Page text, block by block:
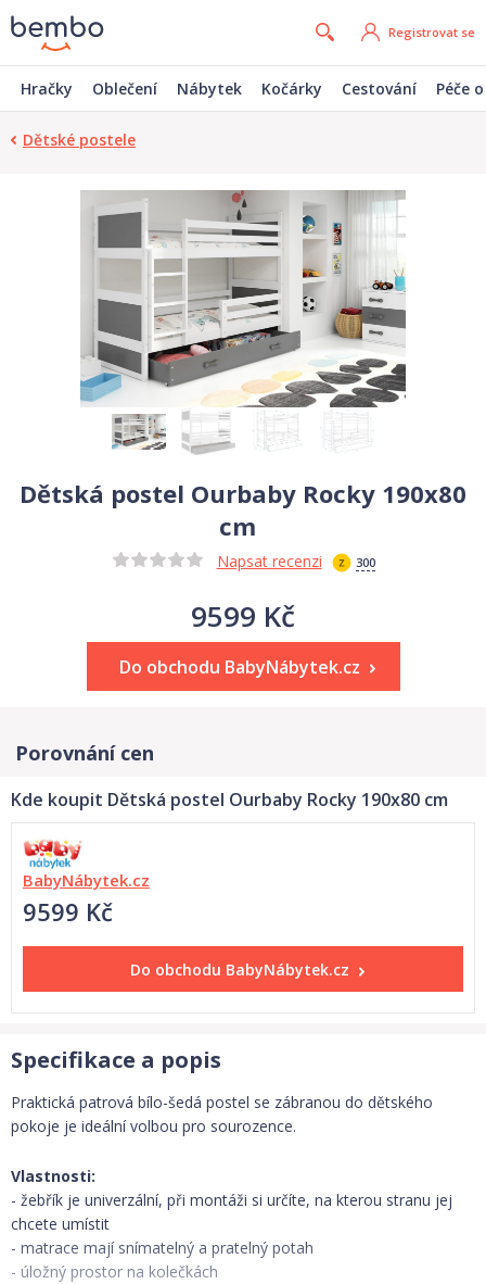
Registrovat se
Hračky Oblečení Nábytek Kočárky Cestování Péče
Dětské postele
Dětská postel Ourbaby Rocky 190x80
cm
Napsat recenzi 300
9599 Kč
Do obchodu BabyNábytek.cz
Porovnání cen
Kde koupit Dětská postel Ourbaby Rocky 190x80 cm
BabyNábytek.cz
9599 Kč
Do obchodu BabyNábytek.cz
Specifikace a popis
Praktická patrová bílo-šedá postel se zábranou do dětského
pokoje je ideální volbou pro sourozence.
Vlastnosti:
- žebřík je univerzální, při montáži si určíte, na kterou stranu jej
chcete umístit
- matrace mají snímatelný a pratelný potah
- úložný prostor na kolečkách